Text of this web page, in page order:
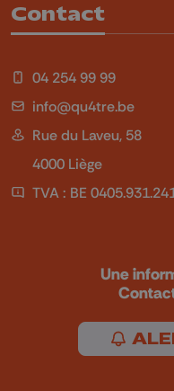
Contact
04 254 99 99
info@qu4tre.be
Rue du Laveu, 58
4000 Liège
TVA : BE
Une